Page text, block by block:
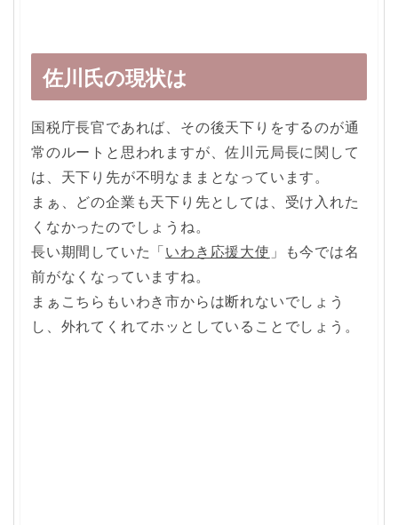
佐川氏の現状は
国税庁長官であれば、その後天下りをするのが通
常のルートと思われますが、佐川元局長に関して
は、天下り先が不明なままとなっています。
まぁ、どの企業も天下り先としては、受け入れた
くなかったのでしょうね。
長い期間していた「いわき応援大使 」も今では名
前がなくなっていますね。
まぁこちらもいわき市からは断れないでしょう
し、外れてくれてホッとしていることでしょう。